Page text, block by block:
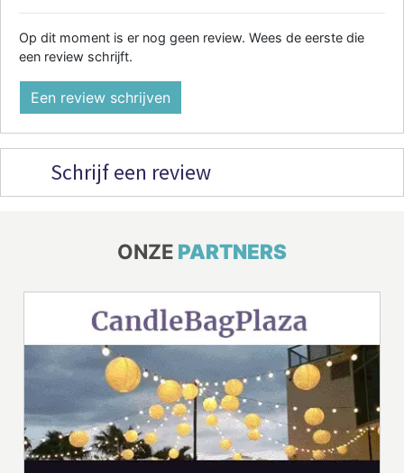
Op dit moment is er nog geen review. Wees de eerste die
een review schrijft.
Een review schrijven
Schrijf een review
ONZE PARTNERS